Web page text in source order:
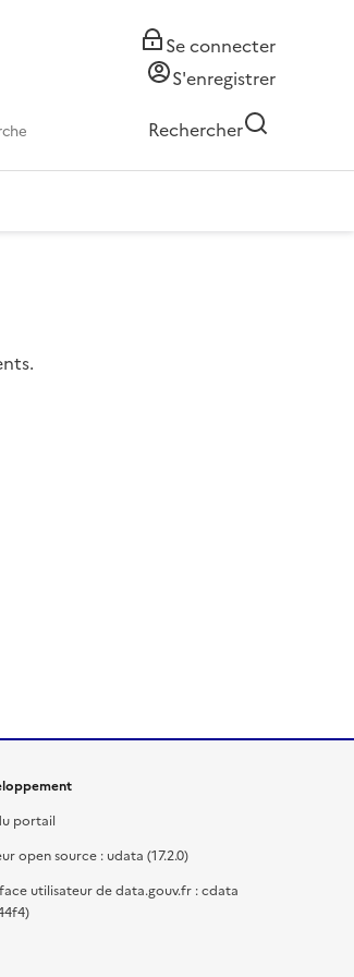
Se connecter
S'enregistrer
Rechercher
portail
open source : udata (17.2.0)
utilisateur de data.gouv.fr : cdata